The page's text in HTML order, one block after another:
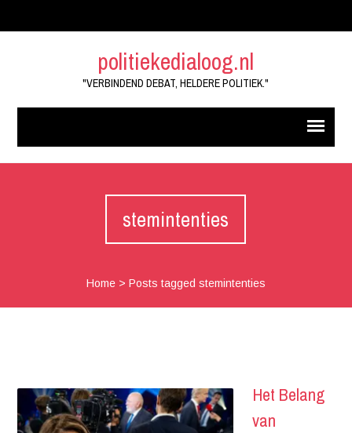
politiekedialoog.nl
"VERBINDEND DEBAT, HELDERE POLITIEK."
stemintenties
Home> Posts tagged stemintenties
Het Belang
van